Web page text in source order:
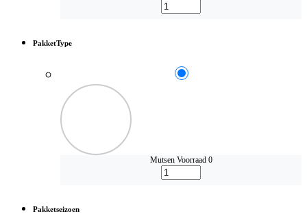
PakketType
Mutsen Voorraad 0
Pakketseizoen